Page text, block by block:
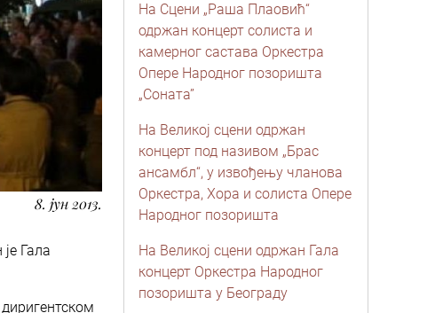
8. јун 2013.
Гала
На Сцени „Раша Плаовић“
одржан концерт солиста и
камерног састава Оркестра
Опере Народног позоришта
„Соната”
На Великој сцени одржан
концерт под називом „Брас
ансамбл“, у извођењу чланова
Оркестра, Хора и солиста Опере
Народног позоришта
На Великој сцени одржан Гала
концерт Оркестра Народног
позоришта у Београду